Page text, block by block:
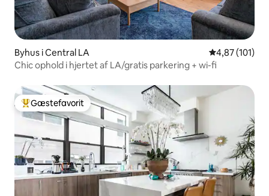
Byhus i Central LA 4,87 ud af 5 i
4,87 (101)
Chic ophold i hjertet af LA/gratis parkering + wi-fi
Bedste gæstefavorit
Gæstefavorit